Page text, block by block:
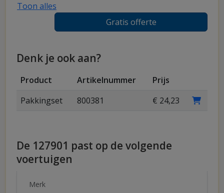
Toon alles
Gratis offerte
Denk je ook aan?
Product Artikelnummer
Prijs
Pakkingset
800381 € 24,23
De 127901 past op de volgende
voertuigen
Merk